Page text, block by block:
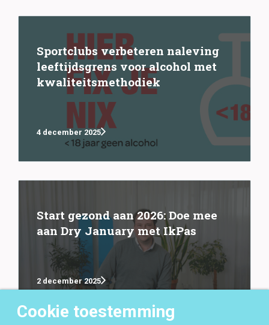
Sportclubs verbeteren naleving
leeftijdsgrens voor alcohol met
kwaliteitsmethodiek
4 december 2025
Start gezond aan 2026: Doe mee
aan Dry January met IkPas
2 december 2025
Cookie toestemming